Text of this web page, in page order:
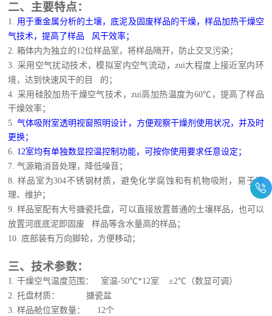
二、主要特点：
1. 用于重金属分析的土壤，底泥及固废样品的干燥，样品加热干燥空
气技术，提高了样品
风干效率；
2. 箱体内为独立的12位样品室，将样品隔开，防止交叉污染；
3. 采用空气扰动技术，模拟室内空气流动，zui大程度上接近室内环
境，达到快速风干的目
的 ；
4. 采用硅胶加热干燥空气技术，zui高加热温度为60℃，提高了样品
干燥效率；
5. 气体吸附室透明视窗照明设计，方便观察干燥剂使用状况，并及时
更换；
6. 12室均有单独数显控温控制功能，可按你使用要求任意设定 ；
7. 气源箱消音处理，降低噪音；
8. 样品室为304不锈钢材质，避免化学腐蚀和有机物吸附，易于清
理、维护 ；
9. 样品室配有大号搪瓷托盘，可以直接放置普通的土壤样品，也可以
放置河底底泥即固废
样品等含水量高的样品 ；
10. 底部装有万向脚轮，方便移动；
三、技术参数：
1. 干燥空气温度范围：
室温-50℃*12室 ±2℃（数显可调）
2. 托盘材质：
搪瓷盆
3. 样品舱位室数量：
12个